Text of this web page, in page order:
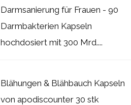
Darmsanierung für Frauen - 90
Darmbakterien Kapseln
hochdosiert mit 300 Mrd....
Blähungen & Blähbauch Kapseln
von apodiscounter 30 stk